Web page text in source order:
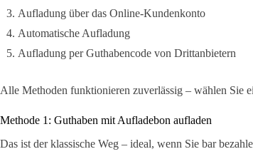
Aufladung über das Online-Kundenkonto
Automatische Aufladung
Aufladung per Guthabencode von Drittanbietern
Alle Methoden funktionieren zuverlässig – wählen Sie
Methode 1: Guthaben mit Aufladebon aufladen
Das ist der klassische Weg – ideal, wenn Sie bar